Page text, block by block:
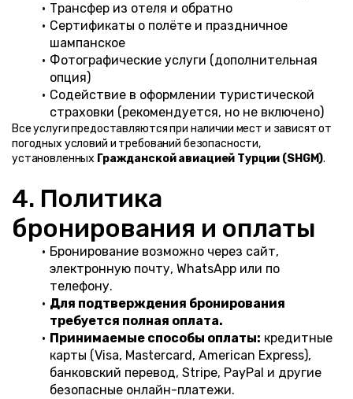
Трансфер из отеля и обратно
Сертификаты о полёте и праздничное
шампанское
Фотографические услуги (дополнительная
опция)
Содействие в оформлении туристической
страховки (рекомендуется, но не включено)
Все услуги предоставляются при наличии мест и зависят от
погодных условий и требований безопасности,
установленных Гражданской авиацией Турции (SHGM).
4. Политика
бронирования и оплаты
Бронирование возможно через сайт,
электронную почту, WhatsApp или по
телефону.
Для подтверждения бронирования
требуется полная оплата.
Принимаемые способы оплаты: кредитные
карты (Visa, Mastercard, American Express),
банковский перевод, Stripe, PayPal и другие
безопасные онлайн-платежи.